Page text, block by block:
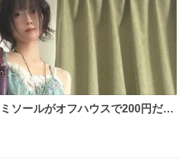
ソールがオフハウスで200円だっ